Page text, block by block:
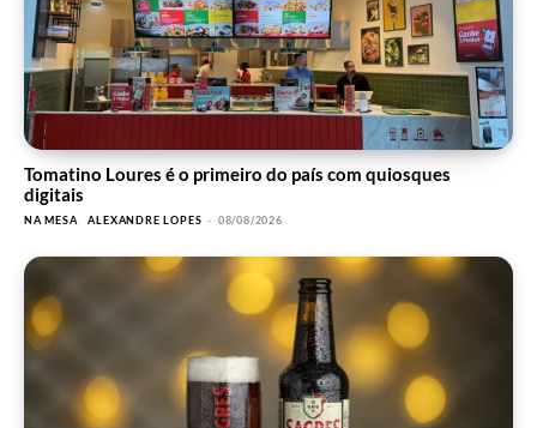
Tomatino Loures é o primeiro do país com quiosques
digitais
NA MESA ALEXANDRE LOPES - 08/08/2026